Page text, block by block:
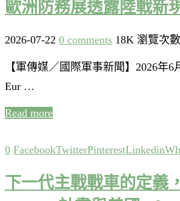
歐洲防務展透露陸戰新
2026-07-22 0 comments 18K 瀏覽次
【軍傳媒／國際軍事新聞】2026年6
Eur …
Read more
0 FacebookTwitterPinterestLinkedin
下一代主戰戰車的定義